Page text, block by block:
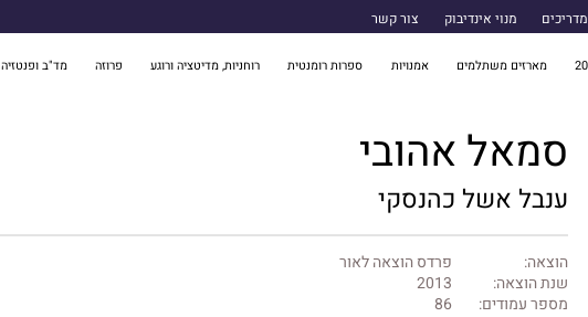
מדריכים מנוי אינדיבוק צור קשר
מארזים משתלמים אמנויות ספרות רומנטית רוחניות, מדיטציה ורוגע פרוזה מד"ב ופנטזיה
סמאל אהובי
ענבל אשל כהנסקי
הוצאה:
פרדס הוצאה לאור
שנת הוצאה:
2013
מספר עמודים:
86